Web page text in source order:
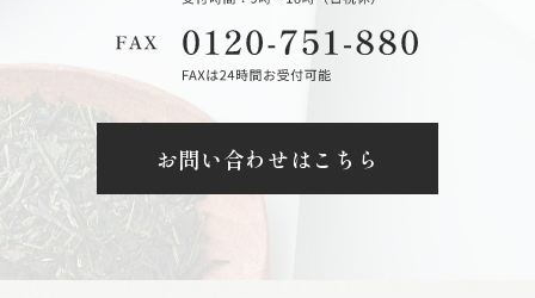
お問い合わせはこちら